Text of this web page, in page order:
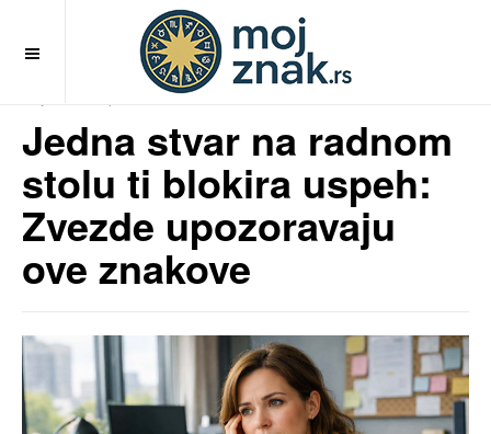
pre 6 meseci
Jedna stvar na radnom
stolu ti blokira uspeh:
Zvezde upozoravaju
ove znakove